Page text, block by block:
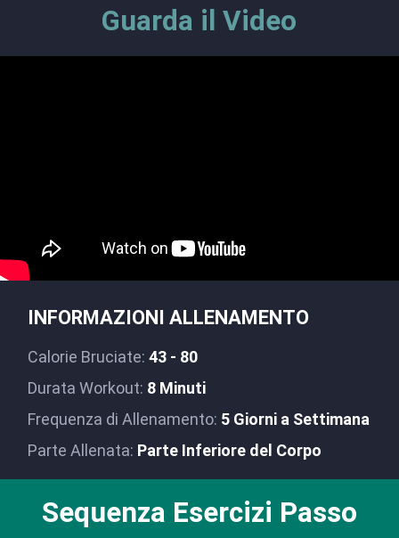
Guarda il Video
INFORMAZIONI ALLENAMENTO
Calorie Bruciate:43 - 80
Durata Workout: 8 Minuti
Frequenza di Allenamento: 5 Giorni a Settimana
Parte Allenata: Parte Inferiore del Corpo
Sequenza Esercizi Passo